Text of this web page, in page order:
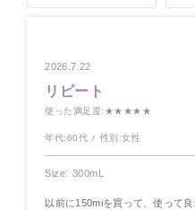
2026.7.22
リピート
使った満足度:★★★★★
年代:60代 性別:女性
Size: 300mL
以前に150miを買って、使って良